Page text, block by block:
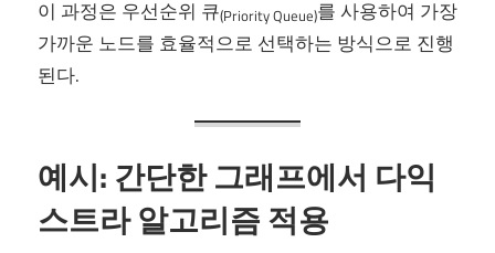
이 과정은 우선순위 큐(Priority Queue)를 사용하여 가장
가까운 노드를 효율적으로 선택하는 방식으로 진행
된다.
예시: 간단한 그래프에서 다익
스트라 알고리즘 적용